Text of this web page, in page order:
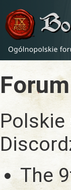
Polskie
The